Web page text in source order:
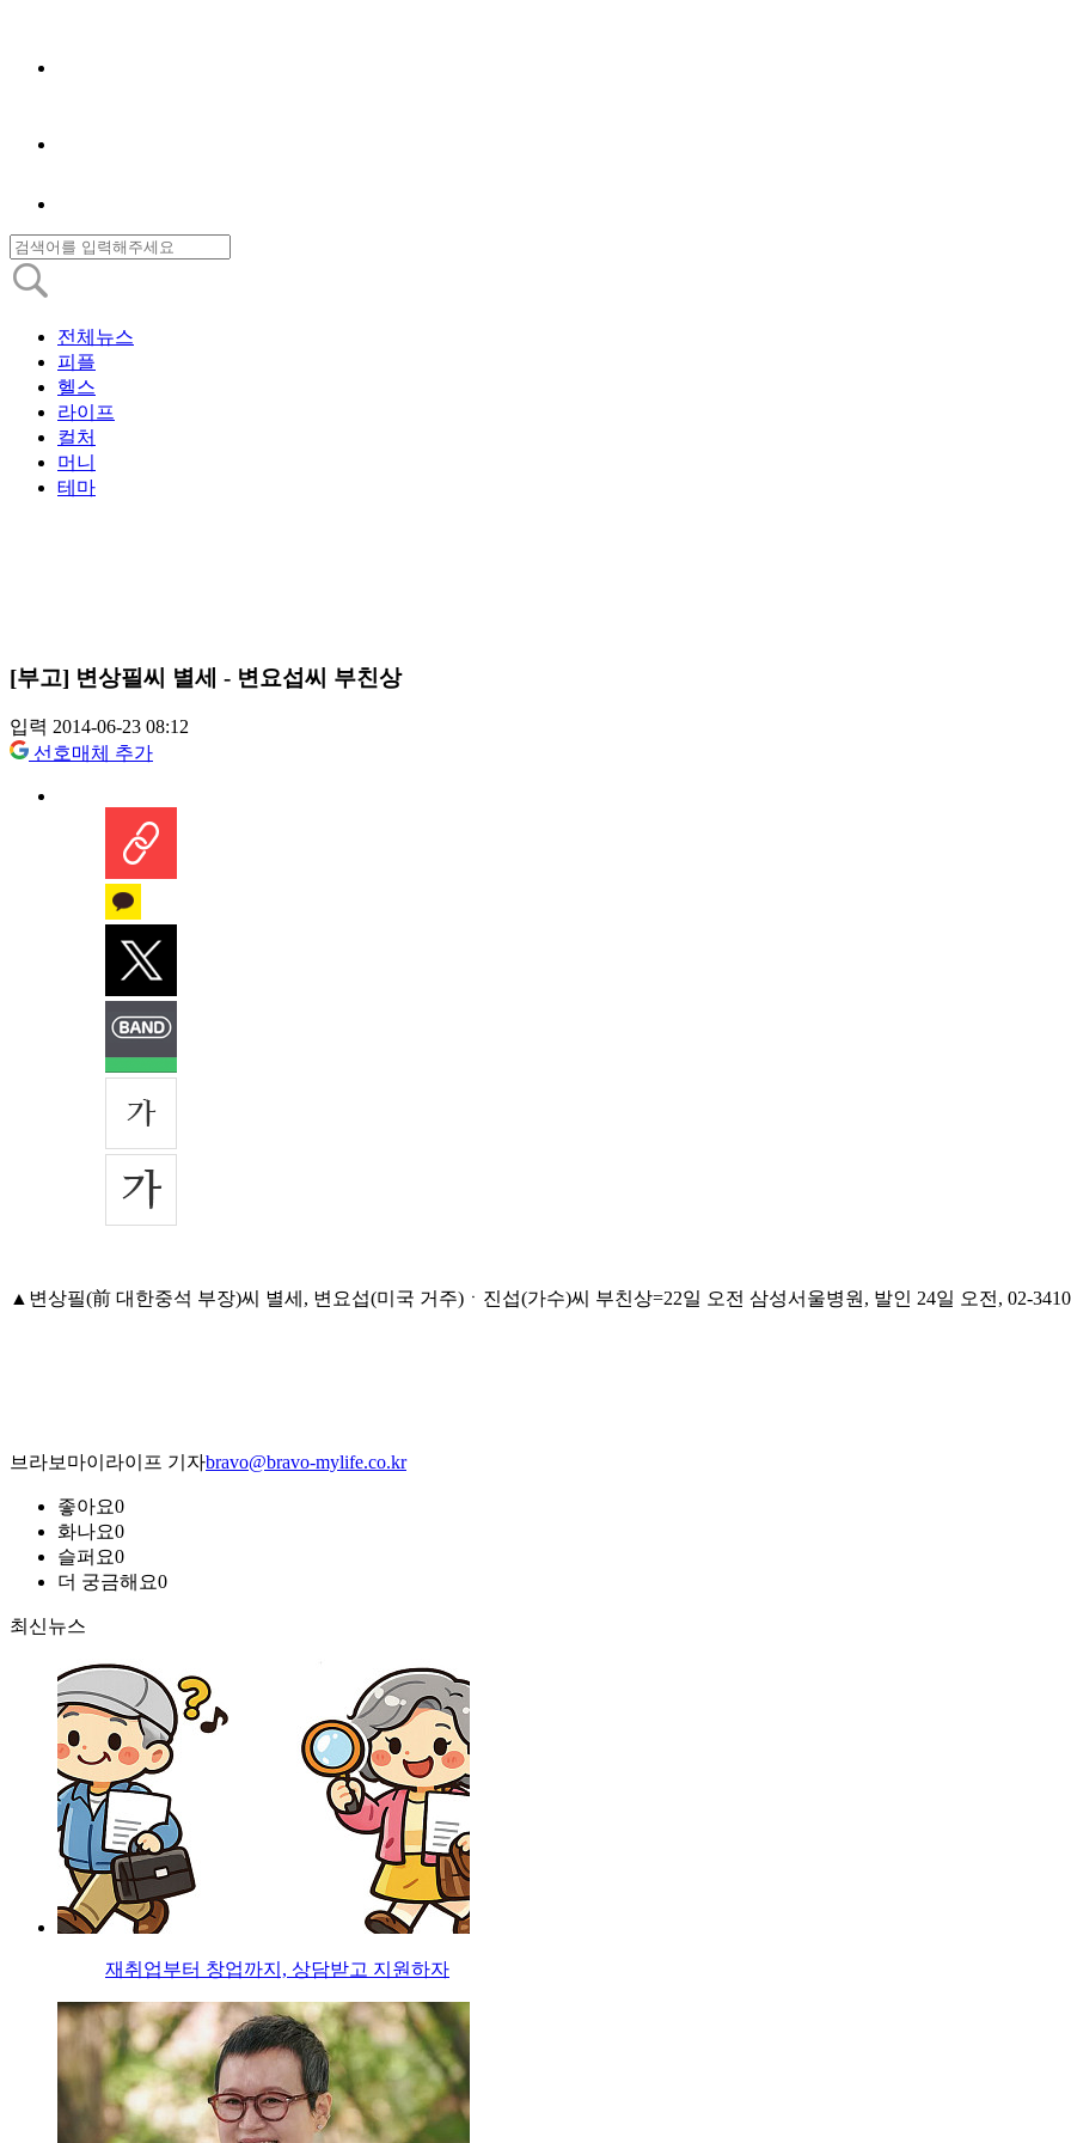
전체뉴스
피플
헬스
라이프
컬처
머니
테마
[부고] 변상필씨 별세 - 변요섭씨 부친상
입력 2014-06-23 08:12
선호매체 추가
▲변상필(前 대한중석 부장)씨 별세, 변요섭(미국 거주)ㆍ진섭(가수)씨 부친상=22일 오전 삼성서울병원, 발인 24일 오전, 02-
브라보마이라이프 기자bravo@bravo-mylife.co.kr
좋아요0
화나요0
슬퍼요0
더 궁금해요0
최신뉴스
재취업부터 창업까지, 상담받고 지원하자